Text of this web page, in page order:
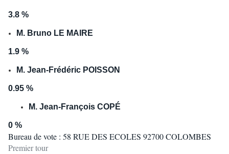
3.8 %
M. Bruno LE MAIRE
1.9 %
M. Jean-Frédéric POISSON
0.95 %
M. Jean-François COPÉ
0 %
Bureau de vote : 58 RUE DES ECOLES 92700 COLOMBES
Premier tour